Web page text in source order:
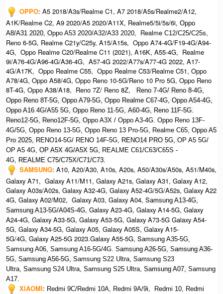
OPPO: A5 2018/A3s/Realme C1, A7 2018/A5s/Realme2/A12,
A1K/Realme C2, A9 2020/A5 2020/A11X, Realme5/5i/5s/6i, Oppo
A8/A31 2020, Oppo A53 2020/A32/A33 2020, Realme C12/C25/C25s,
Reno 6-5G, Realme C21y/C25y, A15/A15s, Oppo A74-4G/F19-4G/A94-
4G, Oppo Realme C20/Realme C11 (2021), A16K, A55-4G, Realme
9i/A76-4G/A96-4G/A36-4G, A57-4G 2022/A77s/A77-4G 2022, A17-
4G/A17K, Oppo Realme C55, Oppo Realme C53/Realme C51, Oppo
A78/4G, Oppo A58/4G, Oppo Reno 10-5G/Reno 10 Pro 5G, Oppo Reno
8T-4G, Oppo A38/A18, Reno 7Z/ Reno 8Z,
Reno 7-4G/ Reno 8-4G,
Oppo Reno 8T-5G, Oppo A79-5G, Oppo Realme C67-4G, Oppo A54-4G,
Oppo A16 4G/A55 5G, Oppo Reno 11-5G, A60-4G, Reno 11F-5G.
Reno12-5G, Reno12F-5G, Oppo A3X / Oppo A3-4G. Oppo Reno 13F-
4G/5G, Oppo Reno 13-5G, Oppo Reno 13 Pro-5G, Realme C65, Oppo A5
Pro 2025, RENO14-5G/ RENO 14F-5G, RENO14 PRO 5G, OP A5 5G/
OP A5 4G, OP A5X 4G/A5X 5G, REALME C61/C63/C65S -
4G, REALME C75/C75X/C71/C73.
SAMSUNG: A10, A20/A30, A10s, A20s, A50/A30s/A50s, A51/M40s,
Galaxy A71, Galaxy A11/M11, Galaxy A21s, Galaxy A31, Galaxy A12,
Galaxy A03s/A02s, Galaxy A32-4G, Galaxy A52-4G/5G/A52s, Galaxy A22
4G, Galaxy A02/M02, Galaxy A03, Galaxy A04, Samsung A13-4G,
Samsung A13-5G/A04S-4G, Galaxy A23-4G, Galaxy A14-5G, Galaxy
A24-4G, Galaxy A33-5G, Galaxy A53-5G, Galaxy A73-5G Galaxy A54-
5G, Galaxy A34-5G, Galaxy A05, Galaxy A05S, Galaxy A15-
5G/4G, Galaxy A25-5G 2023.Galaxy A55-5G, Samsung A35-5G,
Samsung A06, Samsung A16-5G/4G. Samsung A26-5G, Samsung A36-
5G, Samsung A56-5G, Samsung S22 Ultra, Samsung S23
Ultra, Samsung S24 Ultra, Samsung S25 Ultra, Samsung A07, Samsung
A17.
XIAOMI: Redmi 9C/Redmi 10A, Redmi 9A/9i, Redmi 10, Redmi